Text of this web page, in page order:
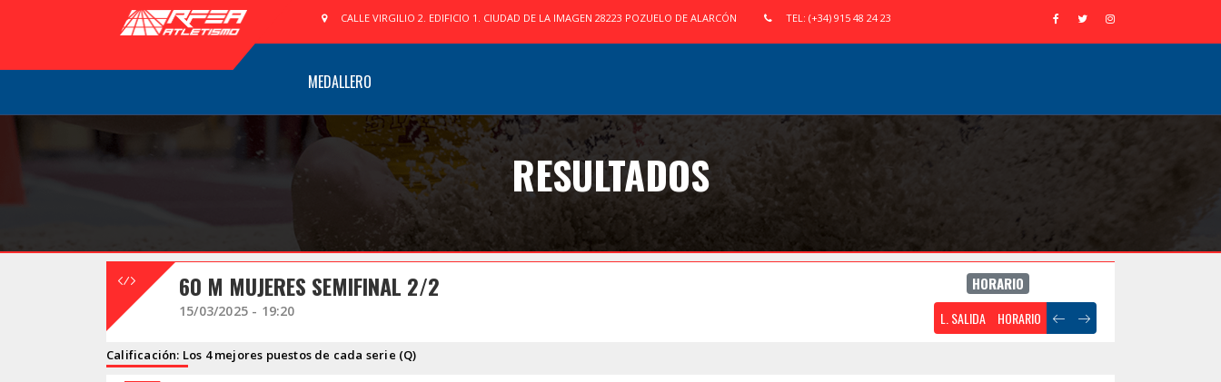
CALLE VIRGILIO 2. EDIFICIO 1. CIUDAD DE LA IMAGEN 28223 POZUELO DE ALARCÓN TEL: (+34) 915 48 24 23
MEDALLERO
RESULTADOS
60 M MUJERES SEMIFINAL 2/2 HORARIO
15/03/2025 - 19:20 L. SALIDA HORARIO
Calificación: Los 4 mejores puestos de cada serie (Q)